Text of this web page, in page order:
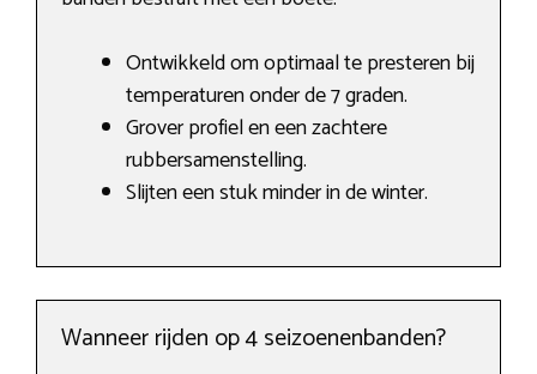
Ontwikkeld om optimaal te presteren bij
temperaturen onder de 7 graden.
Grover profiel en een zachtere
rubbersamenstelling.
Slijten een stuk minder in de winter.
Wanneer rijden op 4 seizoenenbanden?